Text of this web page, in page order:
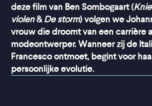
deze film van Ben Sombogaart (
violen&De storm) volgen we
vrouw die droomt van een carrière
modeontwerper. Wanneer zij de
Francesco ontmoet, begint voor
persoonlijke evolutie.